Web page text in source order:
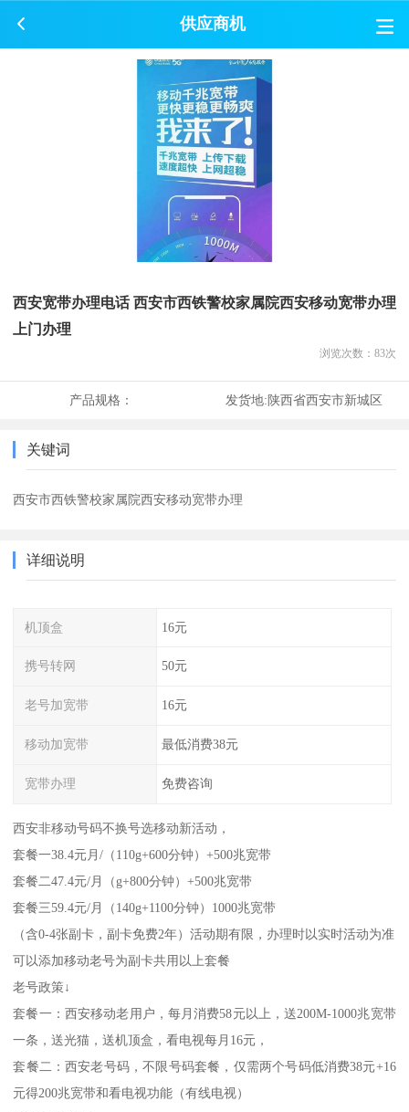
供应商机
西安宽带办理电话 西安市西铁警校家属院西安移动宽带办理
上门办理
浏览次数： 83次
产品规格： 发货地:陕西省西安市新城区
关键词
西安市西铁警校家属院西安移动宽带办理
详细说明
机顶盒 16元
携号转网 50元
老号加宽带 16元
移动加宽带 最低消费38元
宽带办理 免费咨询
西安非移动号码不换号选移动新活动，
套餐一38.4元月/（110g+600分钟）+500兆宽带
套餐二47.4元/月（g+800分钟）+500兆宽带
套餐三59.4元/月（140g+1100分钟）1000兆宽带
（含0-4张副卡，副卡免费2年）活动期有限，办理时以实时活动为准
可以添加移动老号为副卡共用以上套餐
老号政策↓
套餐一：西安移动老用户，每月消费58元以上，送200M-1000兆宽带
一条，送光猫，送机顶盒，看电视每月16元，
套餐二：西安老号码，不限号码套餐，仅需两个号码低消费38元+16
元得200兆宽带和看电视功能（有线电视）